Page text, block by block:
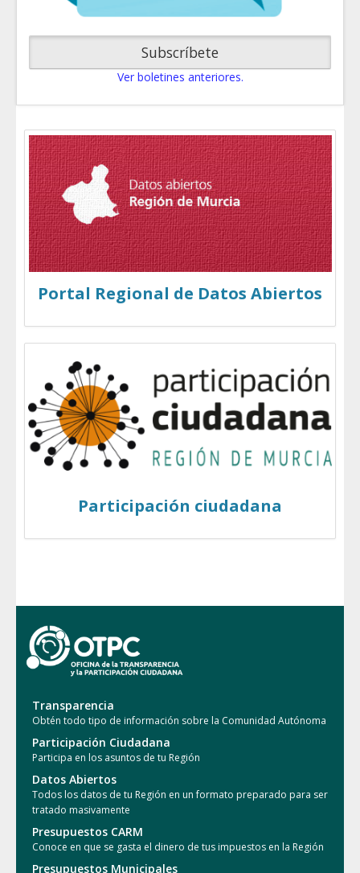
Subscríbete
Ver boletines anteriores.
Portal Regional de Datos Abiertos
Participación ciudadana
Transparencia
Obtén todo tipo de información sobre la Comunidad Autónoma
Participación Ciudadana
Participa en los asuntos de tu Región
Datos Abiertos
Todos los datos de tu Región en un formato preparado para ser
tratado masivamente
Presupuestos CARM
Conoce en que se gasta el dinero de tus impuestos en la Región
Presupuestos Municipales